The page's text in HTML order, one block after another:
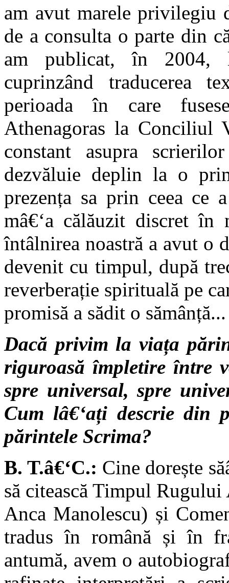
am avut marele privilegiu
de a consulta o parte din
am publicat, în 2004,
cuprinzând traducerea
perioada în care
Athenagoras la Conciliul
constant asupra
dezvăluie deplin la o
prezența sa prin ceea
mâ€‘a călăuzit discret
întâlnirea noastră a avut o
devenit cu timpul, după
reverberație spirituală pe
promisă a sădit o sămânță...
Dacă privim la viața
riguroasă împletire între
spre universal, spre
Cum lâ€‘ați descrie din
părintele Scrima?
B. T.â€‘C.: Cine dorește
să citească Timpul
Anca Manolescu) și
tradus în română și în
antumă, avem o